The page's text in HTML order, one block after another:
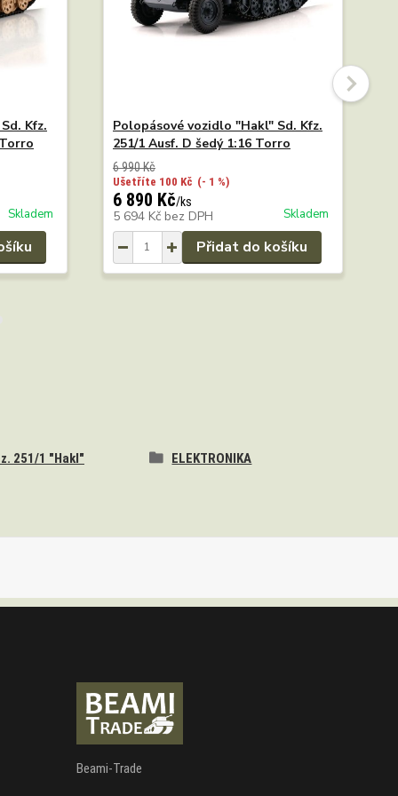
Kfz.
Skladem
Polopásové vozidlo "Hakl" Sd. Kfz.
251/1 Ausf. D šedý 1:16 Torro
6 990 Kč
Ušetříte 100 Kč (- 1 %)
6 890 Kč/ks
5 694 Kč bez DPH Skladem
Přidat do košíku
251/1 "Hakl" ELEKTRONIKA
Beami-Trade